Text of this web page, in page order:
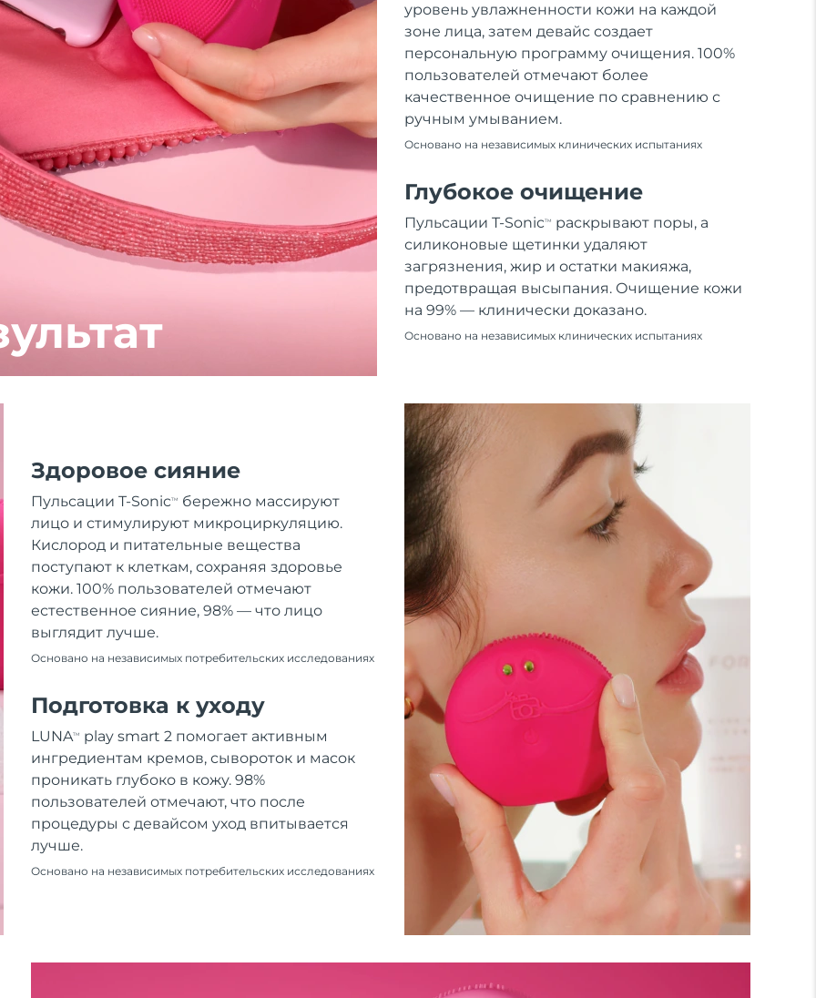
уровень увлажненности кожи на каждой
зоне лица, затем девайс создает
персональную программу очищения. 100%
пользователей отмечают более
качественное очищение по сравнению с
ручным умыванием.
Основано на независимых клинических испытаниях
Глубокое очищение
Пульсации T-SonicTM
раскрывают поры, а
силиконовые щетинки удаляют
загрязнения, жир и остатки макияжа,
предотвращая высыпания. Очищение кожи
на 99% — клинически доказано.
Основано на независимых клинических испытаниях
Здоровое сияние
Пульсации T-SonicTM
бережно массируют
лицо и стимулируют микроциркуляцию.
Кислород и питательные вещества
поступают к клеткам, сохраняя здоровье
кожи. 100% пользователей отмечают
естественное сияние, 98% — что лицо
выглядит лучше.
Основано на независимых потребительских исследованиях
Подготовка к уходу
LUNATM
play smart 2 помогает активным
ингредиентам кремов, сывороток и масок
проникать глубоко в кожу. 98%
пользователей отмечают, что после
процедуры с девайсом уход впитывается
лучше.
Основано на независимых потребительских исследованиях